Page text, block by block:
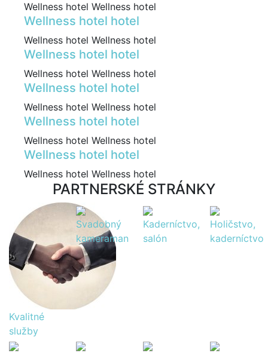
Wellness hotel Wellness hotel
Wellness hotel hotel
Wellness hotel Wellness hotel
Wellness hotel hotel
Wellness hotel Wellness hotel
Wellness hotel hotel
Wellness hotel Wellness hotel
Wellness hotel hotel
Wellness hotel Wellness hotel
Wellness hotel hotel
Wellness hotel Wellness hotel
PARTNERSKÉ STRÁNKY
Kvalitné
služby
Svadobný
kameraman
Kaderníctvo,
salón
Holičstvo,
kaderníctvo